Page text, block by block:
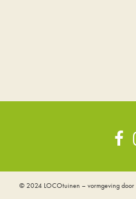
© 2024 LOCOtuinen – vormgeving door